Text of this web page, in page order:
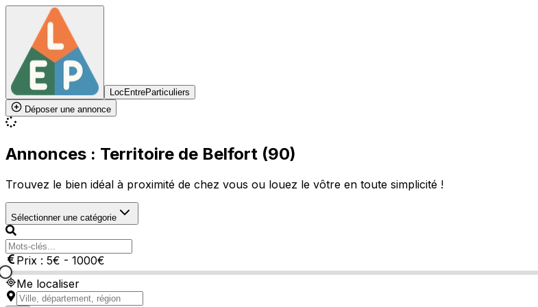
LocEntreParticuliers
Déposer une annonce
Annonces : Territoire de Belfort (90)
Trouvez le bien idéal à proximité de chez vous ou louez le vôtre en toute simplicité !
Sélectionner une catégorie
Prix : 5€ - 1000€
Me localiser